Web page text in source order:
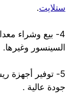
ستلايت.
4- بيع وشراء
السينسور وغيرها.
5- توفير أجهزة
جودة عالية .